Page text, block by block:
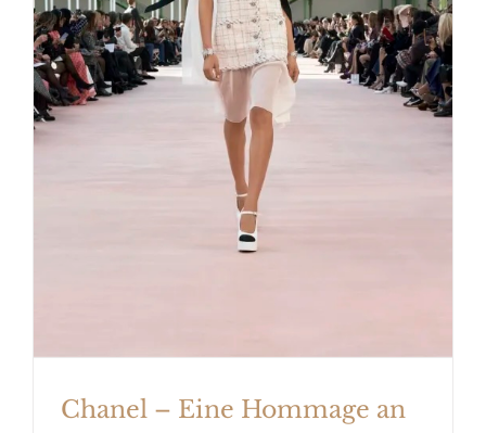
Chanel – Eine Hommage an
Freiheit und Bewegung
Chanel – Eine Hommage an